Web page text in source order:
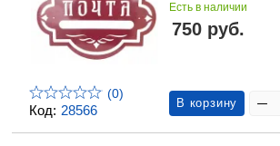
Код: 28566
(0)
Есть в наличии
750 руб.
В корзину